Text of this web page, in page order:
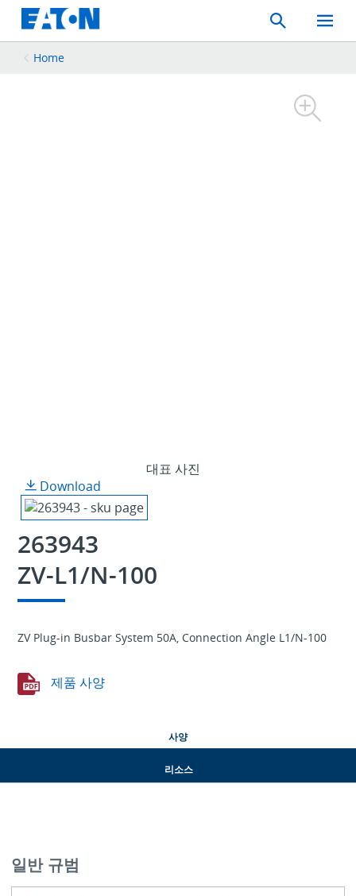
Search
Toggle
Mobile
Home
대표 사진
Download
263943
ZV-L1/N-100
ZV Plug-in Busbar System 50A, Connection Angle L1/N-100
제품 사양
사양
리소스
일반 규범